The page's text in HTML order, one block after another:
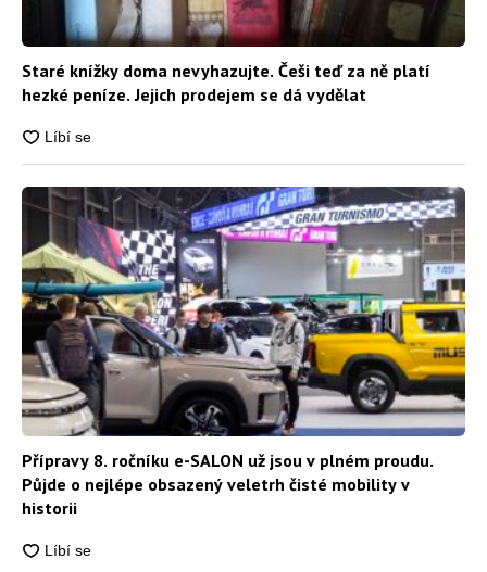
Staré knížky doma nevyhazujte. Češi teď za ně platí
hezké peníze. Jejich prodejem se dá vydělat
Přípravy 8. ročníku e-SALON už jsou v plném proudu.
Půjde o nejlépe obsazený veletrh čisté mobility v
historii